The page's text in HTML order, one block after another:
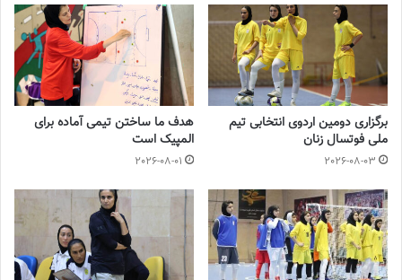
💻منبع:خبر روز 📸عکس:خبر روز ✍️خبرنگار:امیرعلی شفیعی
◾️با فوتبالز همراه شوید◾️فوتبالز را در اینستاگرام دنبال کنید
◾️
footballs.women@
برچسب ها فوتسال زنان
برگزاری دومین اردوی انتخابی تیم
ملی فوتسال زنان
2026-08-03
هدف ما ساختن تیمی آماده برای
المپیک است
2026-08-01